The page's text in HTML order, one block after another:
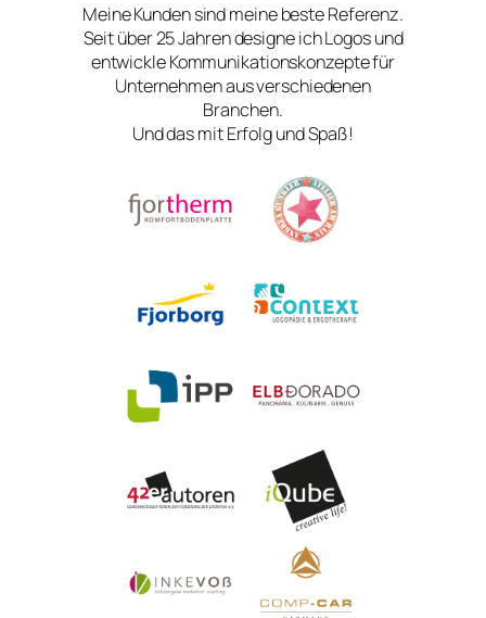
Meine Kunden sind meine beste Referenz.
Seit über 25 Jahren designe ich Logos und
entwickle Kommunikationskonzepte für
Unternehmen aus verschiedenen
Branchen.
Und das mit Erfolg und Spaß!